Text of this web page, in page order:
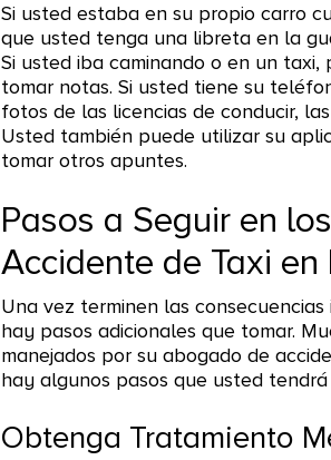
Si usted estaba en su propio carro
que usted tenga una libreta en la
Si usted iba caminando o en un
tomar notas. Si usted tiene su
fotos de las licencias de conducir,
Usted también puede utilizar su
tomar otros apuntes.
Pasos a Seguir en
Accidente de Taxi en
Una vez terminen las
hay pasos adicionales que tomar.
manejados por su abogado de
hay algunos pasos que usted
Obtenga Tratamiento